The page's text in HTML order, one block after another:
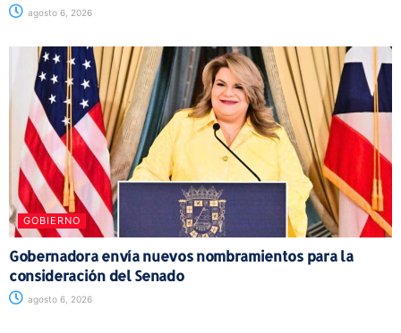
agosto 6, 2026
GOBIERNO
Gobernadora envía nuevos nombramientos para la
consideración del Senado
agosto 6, 2026